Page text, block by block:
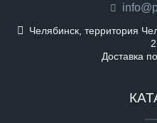
Челябинск, территория
Доставка